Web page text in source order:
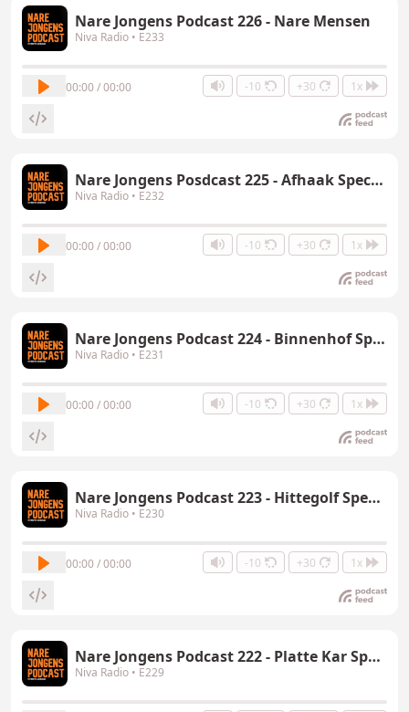
Nare Jongens Podcast 226 - Nare Mensen
Niva Radio • E233
00:00 / 00:00 -10 +30 1x
Nare Jongens Posdcast 225 - Afhaak Special
Niva Radio • E232
00:00 / 00:00 -10 +30 1x
Nare Jongens Podcast 224 - Binnenhof Special
Niva Radio • E231
00:00 / 00:00 -10 +30 1x
Nare Jongens Podcast 223 - Hittegolf Special
Niva Radio • E230
00:00 / 00:00 -10 +30 1x
Nare Jongens Podcast 222 - Platte Kar Special
Niva Radio • E229